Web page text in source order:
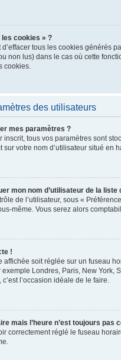
cookies » ?
tous les cookies générés
non lus) dans le cas où cette
cookies.
des utilisateurs
mes paramètres ?
inscrit, tous vos paramètres sont
votre nom d’utilisateur situé en
mon nom d’utilisateur de la
de l’utilisateur, sous «
même. Vous serez alors
!
affichée soit réglée sur un fuseau
Londres, Paris, New York,
l’occasion idéale de le faire.
mais l’heure n’est toujours pas
correctement réglé le fuseau